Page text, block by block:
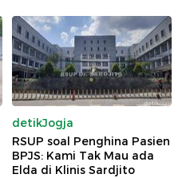
detikJogja
RSUP soal Penghina Pasien
BPJS: Kami Tak Mau ada
Elda di Klinis Sardjito